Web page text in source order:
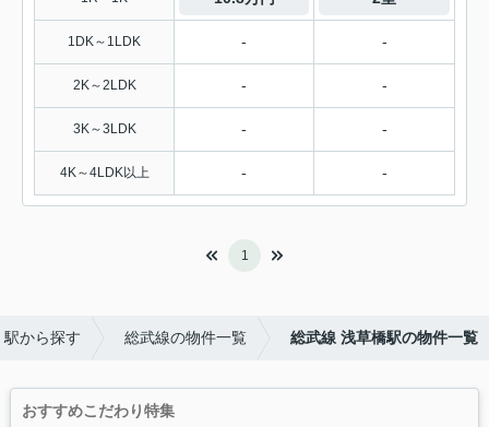
1DK～1LDK - -
2K～2LDK - -
3K～3LDK - -
4K～4LDK以上 - -
1
駅から探す 総武線の物件一覧 総武線 浅草橋駅の物件一覧
おすすめこだわり特集